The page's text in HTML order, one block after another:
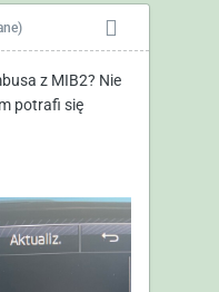
z MIB2? Nie
potrafi się